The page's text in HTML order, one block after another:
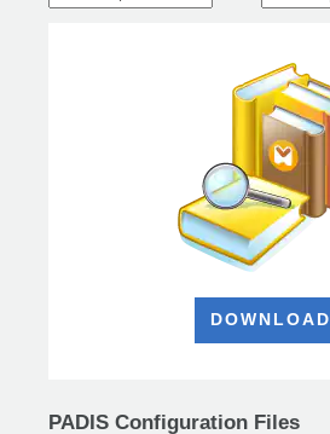
DOWNLOAD
PADIS Configuration Files